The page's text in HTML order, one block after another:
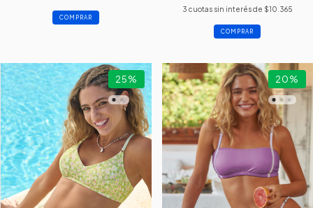
COMPRAR
3 cuotas sin interés de $10.365
COMPRAR
25% 20%